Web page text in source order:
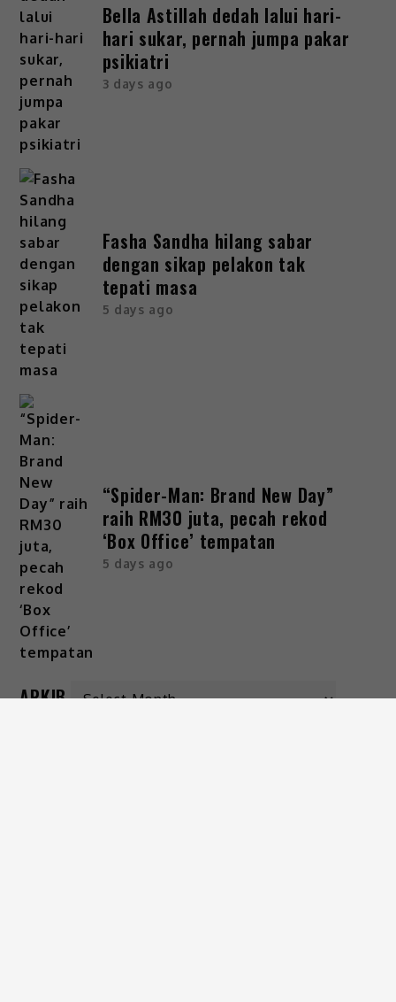
Bella Astillah dedah lalui hari-
hari sukar, pernah jumpa pakar
psikiatri
3 days ago
Fasha Sandha hilang sabar
dengan sikap pelakon tak
tepati masa
5 days ago
“Spider-Man: Brand New Day”
raih RM30 juta, pecah rekod
‘Box Office’ tempatan
5 days ago
ARKIB